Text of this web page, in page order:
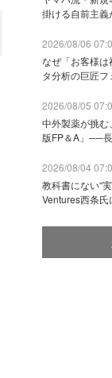
掛ける自前主
2026/08/06
なぜ「お客様
タ分析の巨匠
2026/08/05
中外製薬が挑
版FP＆A」──
2026/08/04
教科書にない“
Ventures西条